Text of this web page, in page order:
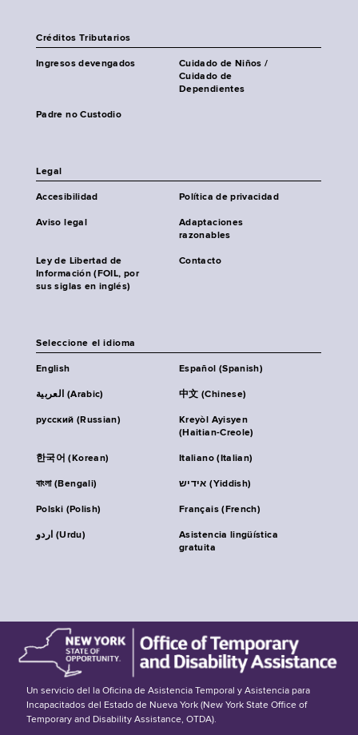
Créditos Tributarios
Ingresos devengados
Cuidado de Niños /
Cuidado de
Dependientes
Padre no Custodio
Legal
Accesibilidad Política de privacidad
Aviso legal
Adaptaciones
razonables
Ley de Libertad de
Información (FOIL, por
sus siglas en inglés)
Contacto
Seleccione el idioma
English Español (Spanish)
العربية (Arabic) 中文 (Chinese)
русский (Russian)
Kreyòl Ayisyen
(Haitian-Creole)
한국어 (Korean) Italiano (Italian)
বাংলা (Bengali) אידיש (Yiddish)
Polski (Polish) Français (French)
اردو (Urdu)
Asistencia lingüística
gratuita
Un servicio del la Oficina de Asistencia Temporal y Asistencia para
Incapacitados del Estado de Nueva York (New York State Office of
Temporary and Disability Assistance, OTDA).